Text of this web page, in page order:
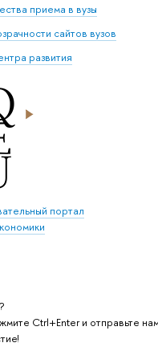
приема в вузы
сайтов вузов
развития
портал
?
Ctrl+Enter и отправьте